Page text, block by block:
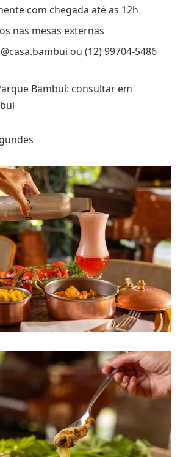
com chegada até as 12h
nas mesas externas
ou (12) 99704-5486
Bambuí: consultar em